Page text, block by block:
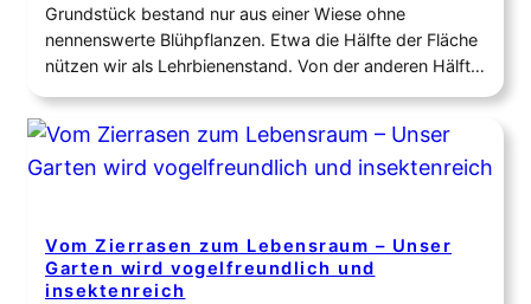
Grundstück bestand nur aus einer Wiese ohne
nennenswerte Blühpflanzen. Etwa die Hälfte der Fläche
nützen wir als Lehrbienenstand. Von der anderen Hälfte
haben wir die Gras- und oberste Bodenschicht auf rund
35 cm abgezogen und mit 13 Tonnen lehmhaltigen
Sand (aus dem Sandbruch Buchstein bei Bayreuth)
aufgefüllt. In die…
Vom Zierrasen zum Lebensraum – Unser
Garten wird vogelfreundlich und
insektenreich